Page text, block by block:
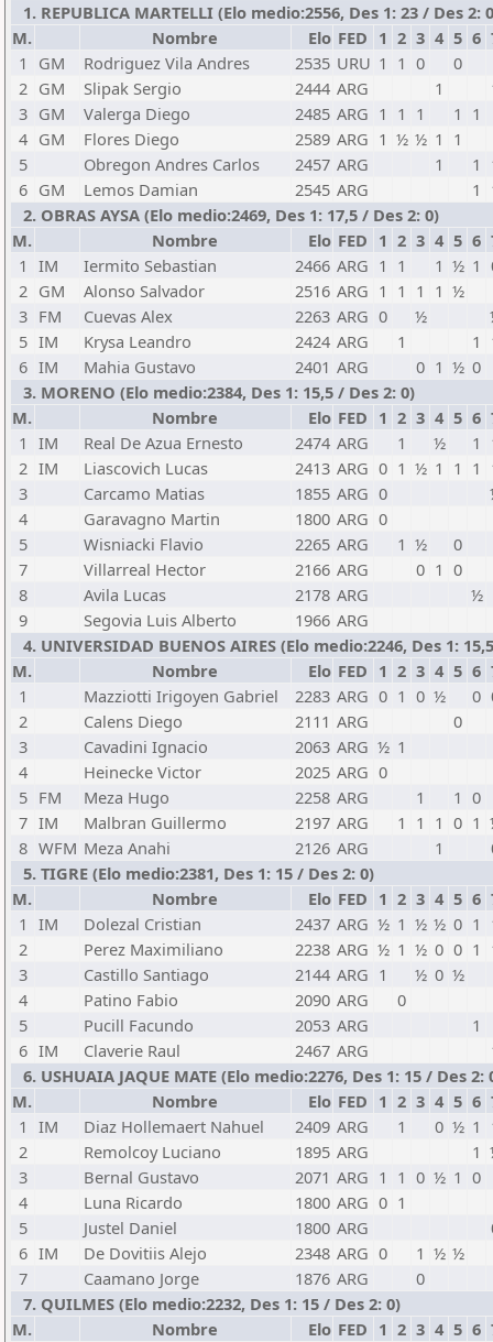
1. REPUBLICA MARTELLI (Elo medio:2556, Des 1: 23 / Des 2:
M.
Nombre Elo FED 1 2 3 4 5 6
1
GM Rodriguez Vila Andres 2535 URU 1 1 0
0
2 GM Slipak Sergio 2444 ARG 1
3 GM Valerga Diego 2485 ARG 1 1 1 1 1
4 GM Flores Diego 2589 ARG 1 ½ ½ 1 1
5
Obregon Andres Carlos 2457 ARG 1 1
6 GM Lemos Damian 2545 ARG 1
2. OBRAS AYSA (Elo medio:2469, Des 1: 17,5 / Des 2: 0)
M.
Nombre Elo FED 1 2 3 4 5 6
1 IM Iermito Sebastian 2466 ARG 1 1 1 ½ 1
2 GM Alonso Salvador 2516 ARG 1 1 1 1 ½
3 FM Cuevas Alex 2263 ARG 0 ½
5 IM Krysa Leandro 2424 ARG 1 1
6 IM Mahia Gustavo 2401 ARG 0 1 ½ 0
3. MORENO (Elo medio:2384, Des 1: 15,5 / Des 2: 0)
M.
Nombre Elo FED 1 2 3 4 5 6
1 IM Real De Azua Ernesto 2474 ARG 1 ½ 1
2 IM Liascovich Lucas 2413 ARG 0 1 ½ 1 1 1
3
Carcamo Matias 1855 ARG 0
4
Garavagno Martin 1800 ARG 0
5
Wisniacki Flavio 2265 ARG 1 ½
0
7
Villarreal Hector 2166 ARG 0 1 0
8
Avila Lucas 2178 ARG
½
9
Segovia Luis Alberto 1966 ARG
4. UNIVERSIDAD BUENOS AIRES (Elo medio:2246, Des 1:
M.
Nombre Elo FED 1 2 3 4 5 6
1
Mazziotti Irigoyen Gabriel 2283 ARG 0 1 0 ½ 0
2
Calens Diego 2111 ARG
0
3
Cavadini Ignacio 2063 ARG ½ 1
4
Heinecke Victor 2025 ARG 0
5 FM Meza Hugo 2258 ARG 1 1 0
7 IM Malbran Guillermo 2197 ARG 1 1 1 0 1
8 WFM Meza Anahi 2126 ARG 1
5. TIGRE (Elo medio:2381, Des 1: 15 / Des 2: 0)
M.
Nombre Elo FED 1 2 3 4 5 6
1 IM Dolezal Cristian 2437 ARG ½ 1 ½ ½ 0 1
2
Perez Maximiliano 2238 ARG ½ 1 ½ 0 0 1
3
Castillo Santiago 2144 ARG 1 ½ 0 ½
4
Patino Fabio 2090 ARG
0
5
Pucill Facundo 2053 ARG
1
6 IM Claverie Raul 2467 ARG
6. USHUAIA JAQUE MATE (Elo medio:2276, Des 1: 15 / Des 2:
M.
Nombre Elo FED 1 2 3 4 5 6
1 IM Diaz Hollemaert Nahuel 2409 ARG 1 0 ½ 1
2
Remolcoy Luciano 1895 ARG 1
3
Bernal Gustavo 2071 ARG 1 1 0 ½ 1 0
4
Luna Ricardo 1800 ARG 0 1
5
Justel Daniel 1800 ARG
6 IM De Dovitiis Alejo 2348 ARG 0 1 ½ ½
7
Caamano Jorge 1876 ARG
0
7. QUILMES (Elo medio:2232, Des 1: 15 / Des 2: 0)
M.
Nombre Elo FED 1 2 3 4 5 6